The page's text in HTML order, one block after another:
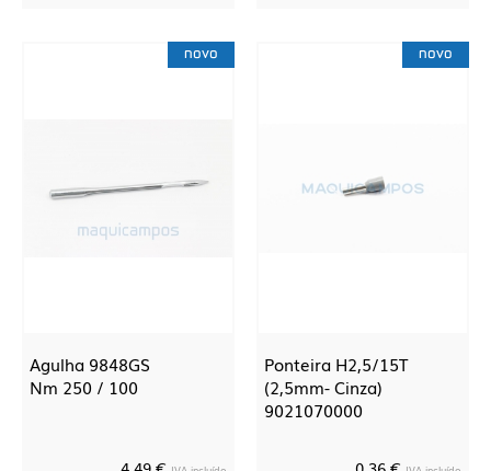
novo
Agulha 9848GS
Nm 250 / 100
novo
Ponteira H2,5/15T
(2,5mm- Cinza)
9021070000